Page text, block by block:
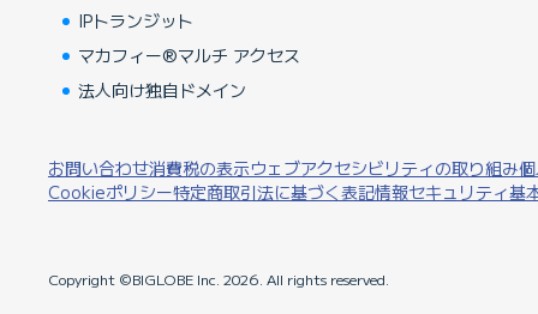
IPトランジット
マカフィー®マルチ アクセス
法人向け独自ドメイン
お問い合わせ消費税の表示ウェブアクセシビリティの取り組み
Cookieポリシー特定商取引法に基づく表記情報セキュリティ基
Copyright ©BIGLOBE Inc. 2026. All rights reserved.